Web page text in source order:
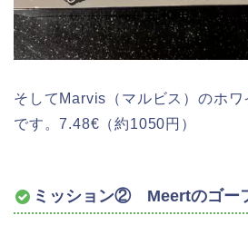
そしてMarvis（マルビス）のホ
です。7.48€（約1050円）
ミッション② Meertのゴー